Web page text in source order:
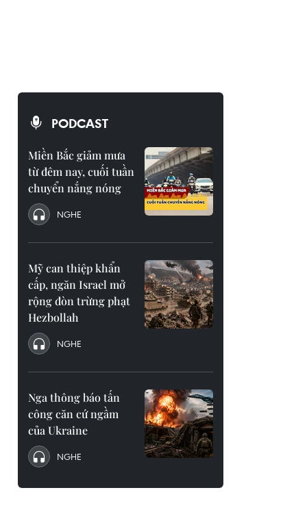
PODCAST
Miền Bắc giảm mưa
từ đêm nay, cuối tuần
chuyển nắng nóng
NGHE
Mỹ can thiệp khẩn
cấp, ngăn Israel mở
rộng đòn trừng phạt
Hezbollah
NGHE
Nga thông báo tấn
công căn cứ ngầm
của Ukraine
NGHE